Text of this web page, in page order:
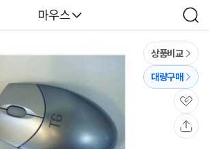
다나와
마우스
검
색
상품비교
대량구매
관
심